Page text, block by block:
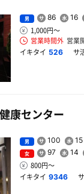
男 86 16
1,000円〜
営業時間外 営業
イキタイ 526 サ
康センター
男 100 15
女 97 14
800円〜
イキタイ 9346